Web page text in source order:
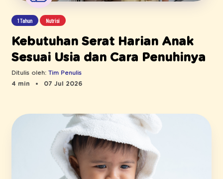
1 Tahun Nutrisi
Kebutuhan Serat Harian Anak
Sesuai Usia dan Cara Penuhinya
Ditulis oleh: Tim Penulis
4 min
07 Jul 2026